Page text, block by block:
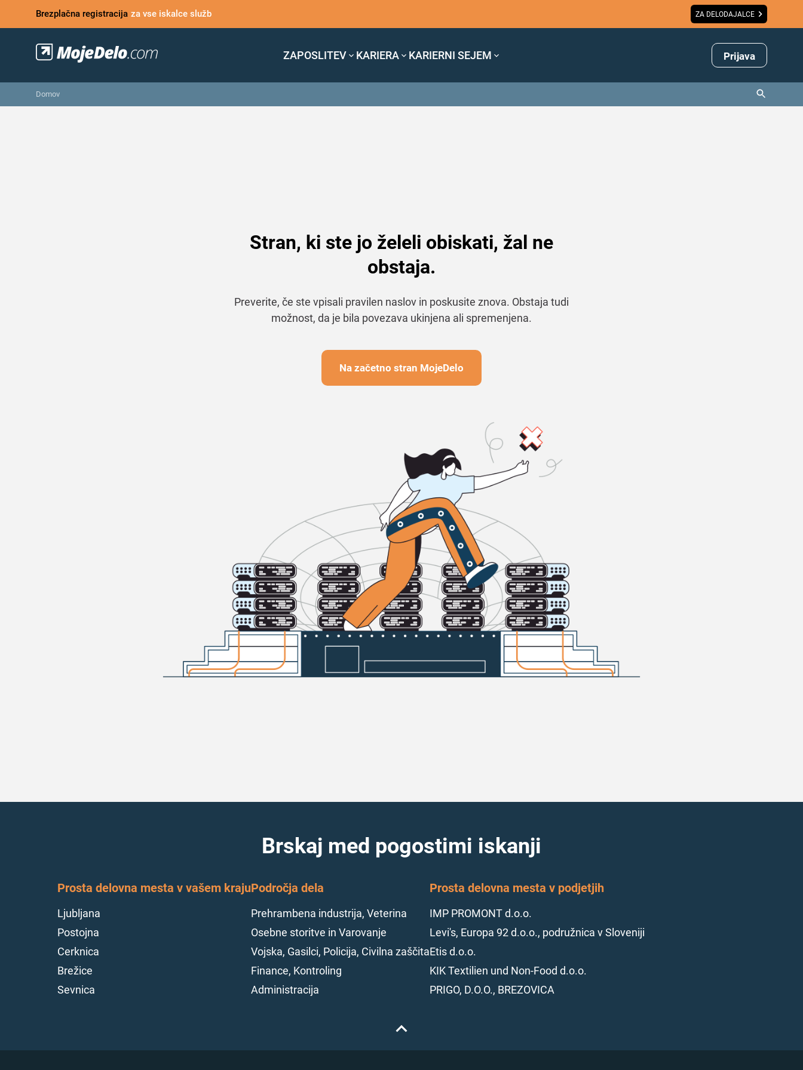
Brezplačna registracija za vse iskalce služb ZA DELODAJALCE
ZAPOSLITEV KARIERA KARIERNI SEJEM Prijava
Domov
Stran, ki ste jo želeli obiskati, žal ne
obstaja.
Preverite, če ste vpisali pravilen naslov in poskusite znova. Obstaja tudi
možnost, da je bila povezava ukinjena ali spremenjena.
Na začetno stran MojeDelo
Brskaj med pogostimi iskanji
Prosta delovna mesta v vašem kraju
Ljubljana
Postojna
Cerknica
Brežice
Sevnica
Področja dela
Prehrambena industrija, Veterina
Osebne storitve in Varovanje
Vojska, Gasilci, Policija, Civilna zaščita
Finance, Kontroling
Administracija
Prosta delovna mesta v podjetjih
IMP PROMONT d.o.o.
Levi's, Europa 92 d.o.o., podružnica v Sloveniji
Etis d.o.o.
KIK Textilien und Non-Food d.o.o.
PRIGO, D.O.O., BREZOVICA